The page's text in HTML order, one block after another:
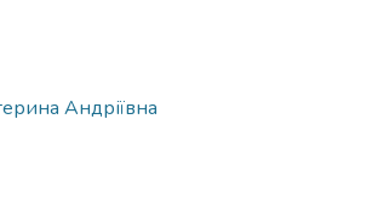
Андріївна